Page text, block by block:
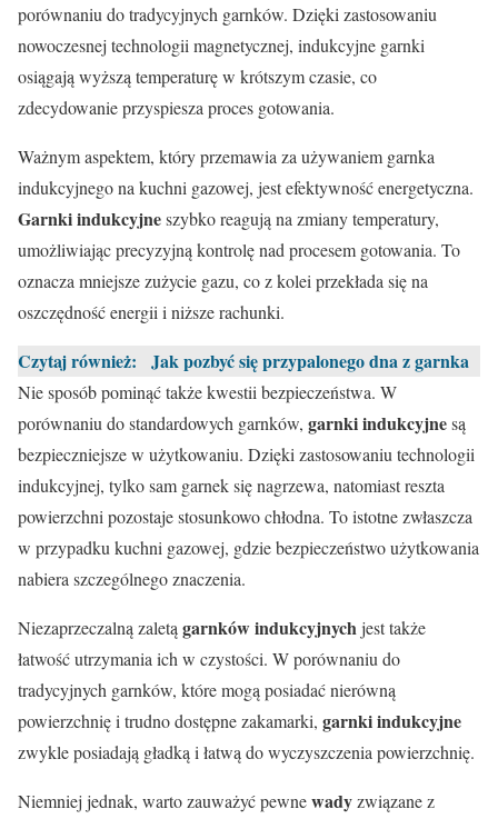
porównaniu do tradycyjnych garnków. Dzięki zastosowaniu
nowoczesnej technologii magnetycznej, indukcyjne garnki
osiągają wyższą temperaturę w krótszym czasie, co
zdecydowanie przyspiesza proces gotowania.
Ważnym aspektem, który przemawia za używaniem garnka
indukcyjnego na kuchni gazowej, jest efektywność energetyczna.
Garnki indukcyjneszybko reagują na zmiany temperatury,
umożliwiając precyzyjną kontrolę nad procesem gotowania. To
oznacza mniejsze zużycie gazu, co z kolei przekłada się na
oszczędność energii i niższe rachunki.
Czytaj również: Jak pozbyć się przypalonego dna z garnka
Nie sposób pominąć także kwestii bezpieczeństwa. W
porównaniu do standardowych garnków, garnki indukcyjnesą
bezpieczniejsze w użytkowaniu. Dzięki zastosowaniu technologii
indukcyjnej, tylko sam garnek się nagrzewa, natomiast reszta
powierzchni pozostaje stosunkowo chłodna. To istotne zwłaszcza
w przypadku kuchni gazowej, gdzie bezpieczeństwo użytkowania
nabiera szczególnego znaczenia.
Niezaprzeczalną zaletą garnków indukcyjnychjest także
łatwość utrzymania ich w czystości. W porównaniu do
tradycyjnych garnków, które mogą posiadać nierówną
powierzchnię i trudno dostępne zakamarki, garnki indukcyjne
zwykle posiadają gładką i łatwą do wyczyszczenia powierzchnię.
Niemniej jednak, warto zauważyć pewnewadyzwiązane z